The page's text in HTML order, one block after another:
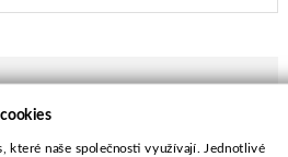
které naše společnosti využívají. Jednotlivé